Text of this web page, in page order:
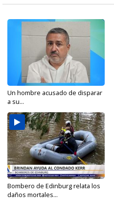
Un hombre acusado de disparar
a su...
Bombero de Edinburg relata los
daños mortales...